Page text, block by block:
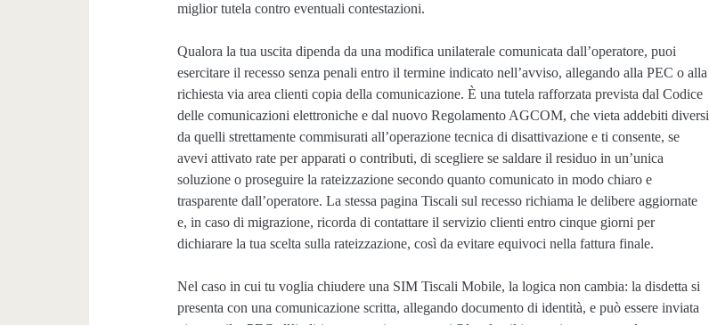
miglior tutela contro eventuali contestazioni.
Qualora la tua uscita dipenda da una modifica unilaterale comunicata dall’operatore, puoi
esercitare il recesso senza penali entro il termine indicato nell’avviso, allegando alla PEC o alla
richiesta via area clienti copia della comunicazione. È una tutela rafforzata prevista dal Codice
delle comunicazioni elettroniche e dal nuovo Regolamento AGCOM, che vieta addebiti diversi
da quelli strettamente commisurati all’operazione tecnica di disattivazione e ti consente, se
avevi attivato rate per apparati o contributi, di scegliere se saldare il residuo in un’unica
soluzione o proseguire la rateizzazione secondo quanto comunicato in modo chiaro e
trasparente dall’operatore. La stessa pagina Tiscali sul recesso richiama le delibere aggiornate
e, in caso di migrazione, ricorda di contattare il servizio clienti entro cinque giorni per
dichiarare la tua scelta sulla rateizzazione, così da evitare equivoci nella fattura finale.
Nel caso in cui tu voglia chiudere una SIM Tiscali Mobile, la logica non cambia: la disdetta si
presenta con una comunicazione scritta, allegando documento di identità, e può essere inviata